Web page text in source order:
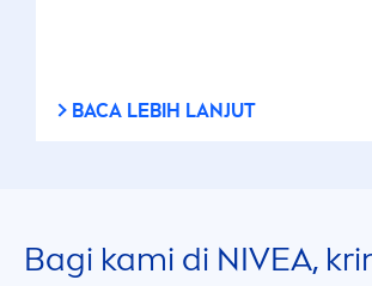
BACA LEBIH LANJUT
Bagi kami di NIVEA,